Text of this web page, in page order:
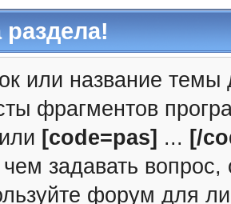
или название
фрагментов
или [code=pas] ... [/
задавать вопрос,
форум для